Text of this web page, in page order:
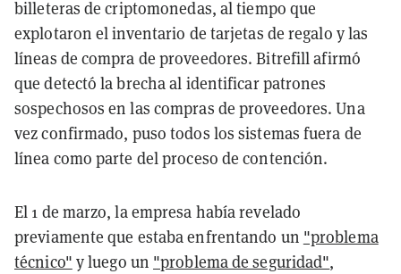
billeteras de criptomonedas, al tiempo que
explotaron el inventario de tarjetas de regalo y las
líneas de compra de proveedores. Bitrefill afirmó
que detectó la brecha al identificar patrones
sospechosos en las compras de proveedores. Una
vez confirmado, puso todos los sistemas fuera de
línea como parte del proceso de contención.
El 1 de marzo, la empresa había revelado
previamente que estaba enfrentando un "problema
técnico" y luego un "problema de seguridad",